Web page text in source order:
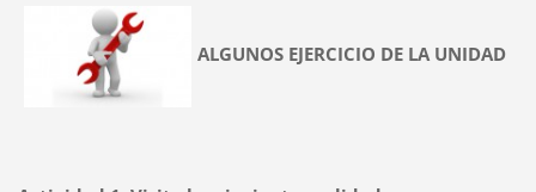
ALGUNOS EJERCICIO DE LA UNIDAD